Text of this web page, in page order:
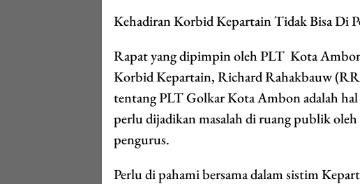
Kehadiran Korbid Kepartain Tidak Bisa Di
Rapat yang dipimpin oleh PLT Kota
Korbid Kepartain, Richard Rahakbauw
tentang PLT Golkar Kota Ambon adalah hal
perlu dijadikan masalah di ruang publik
pengurus.
Perlu di pahami bersama dalam sistim